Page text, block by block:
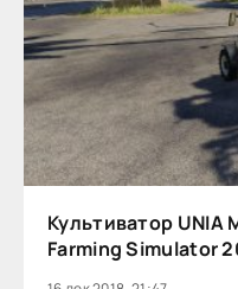
Культиватор UNIA
Farming Simulator